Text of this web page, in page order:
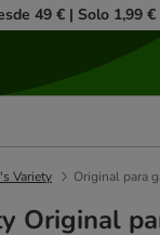
49 € | Solo 1,99
Variety Original para
Original